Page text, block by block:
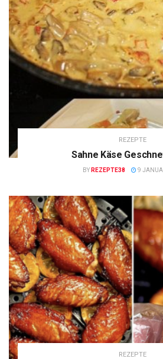
REZEPTE
Sahne Käse
BY REZEPTE38 9
REZEPTE